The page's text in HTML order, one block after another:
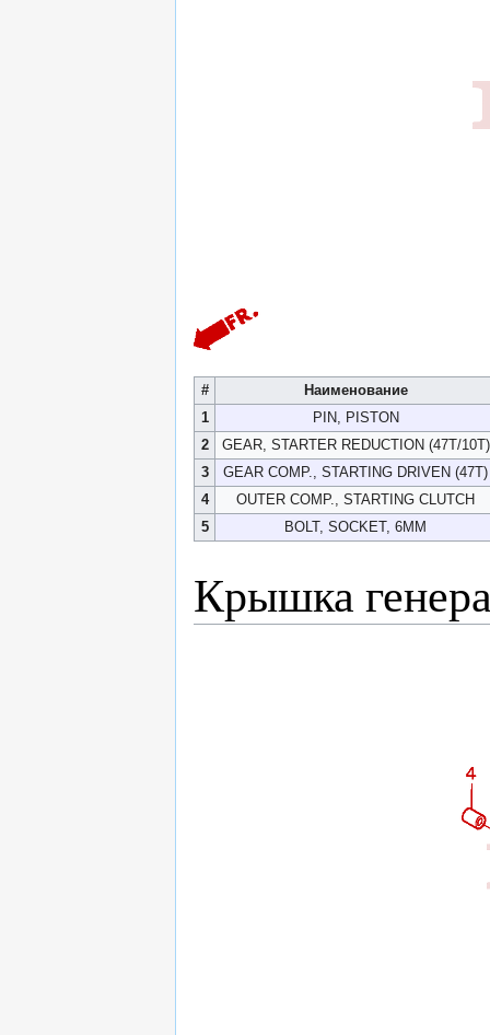
#
Наименование
1
PIN, PISTON
2
GEAR, STARTER REDUCTION (47T/10T)
3
GEAR COMP., STARTING DRIVEN (47T)
4
OUTER COMP., STARTING CLUTCH
5
BOLT, SOCKET, 6MM
Крышка